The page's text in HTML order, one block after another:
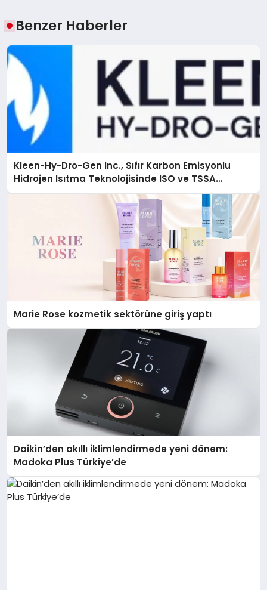
Benzer Haberler
Kleen-Hy-Dro-Gen Inc., Sıfır Karbon Emisyonlu
Hidrojen Isıtma Teknolojisinde ISO ve TSSA
Düzenleyici Onaylarını Aldı
Marie Rose kozmetik sektörüne giriş yaptı
Daikin’den akıllı iklimlendirmede yeni dönem:
Madoka Plus Türkiye’de